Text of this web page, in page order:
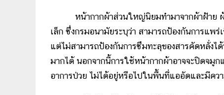
หน้ากากผ้าส่วนใหญ่นิยมทำมาจากผ้าฝ้าย ผ้าส
เล็ก ซึ่งกรมอนามัยระบุว่า สามารถป้องกันการแ
แต่ไม่สามารถป้องกันการซึมทะลุของสารคัดหลั่ง
มากได้ นอกจากนี้การใช้หน้ากากผ้าอาจจะปิดจมู
อาการป่วย ไม่ได้อยู่หรือไปในพื้นที่แออัดและมีควา